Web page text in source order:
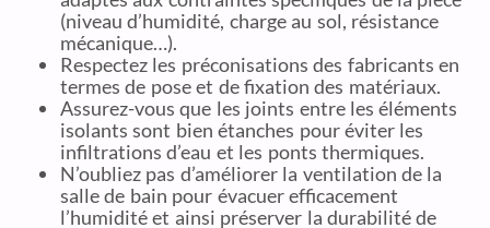
(niveau d’humidité, charge au sol, résistance
mécanique…).
Respectez les préconisations des fabricants en
termes de pose et de fixation des matériaux.
Assurez-vous que les joints entre les éléments
isolants sont bien étanches pour éviter les
infiltrations d’eau et les ponts thermiques.
N’oubliez pas d’améliorer la ventilation de la
salle de bain pour évacuer efficacement
l’humidité et ainsi préserver la durabilité de